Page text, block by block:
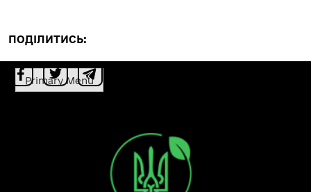
ПОДІЛИТИСЬ:
Primary Menu